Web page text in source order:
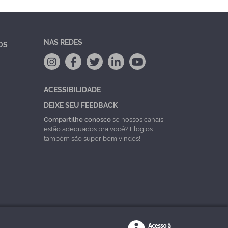
NAS REDES
ACESSIBILIDADE
DEIXE SEU FEEDBACK
Compartilhe conoscose nossos canais
estão adequados pra você? Elogios
também são super bem vindos!